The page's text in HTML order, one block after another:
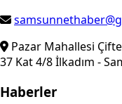
Pazar Mahallesi
37 Kat 4/8 İlkadım -
Haberler